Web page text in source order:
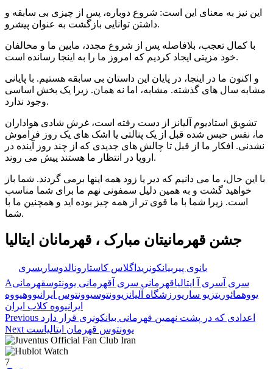
این نیز به معنای این است: شروع دوباره، پس از چیزی بی سابقه و
داشتن توانایی بازگشت به عنوان پیشرو.
با کمال تعجب، بلافاصله پس از شروع مجدد، مابین ما و مخالفان
خود مزیتی ایجاد کردیم که امروز ما را به اینجا رسانده است.
و اکنون ما در اینجا، در پایان این داستان بی سابقه هستیم. با پایانی
مشابه سال های گذشته. مشابه، اما نه همان. زیرا یک بخش اساسی
وجود ندارد.
تشویق استادیوم آلیانز از دست رفته است، غرش شادی هواداران
ما، نفس حبس شده قبل از یک پنالتی یا اشک های یک روز فراموش
نشدنی. افکار ما از قبل تا چالش های جدیدی که از چند روز آینده در
اروپا در انتظار ما هستند پیش می روند.
با این حال، ما می دانیم که دیر یا زود همه اینها برمی گردند. شما باز
خواهید گشت و به همین دلیل سمفونی نهم ما برای شما مناسب
است. زیرا شما با ما قوی تر از همه چیز بوده اید و همچنین ما با
شما.
جشن قهرمانیتان مبارک ، قهرمانان ایتالیا
بانوی پیر بیانکونریداگلاس کاستارونالدوساریسری
A
سری آ سری آ ایتالیاقهرمانی سری آ قهرمانی یوونتوسقهرمانی
یووهمائوریتزیو ساریورزشگاه آلیانز یوونتوسیوونتوس ایرانیووهیووه
ایرانیووه کلاب ایران
Previous اعدادی که در پشت نهمین قهرمانی بیانکونری قرار دارد
Next یوونتوس قهرمان ایتالیاست
7